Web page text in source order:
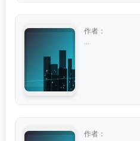
作者：
作者：